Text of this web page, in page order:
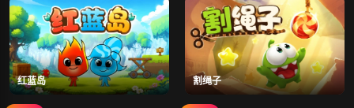
红蓝岛 割绳子